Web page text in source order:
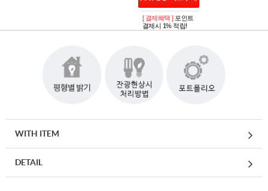
[ 결제혜택 ] 포인트
결제시 1% 적립!
WITH ITEM
DETAIL